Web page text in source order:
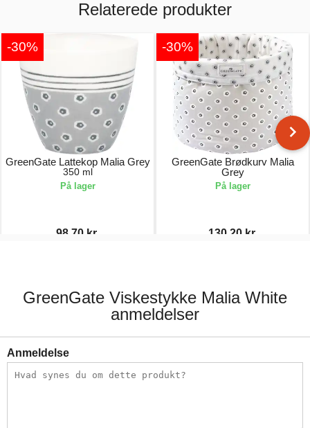
Relaterede produkter
-30%
GreenGate Lattekop Malia Grey
350 ml
På lager
98,70 kr.
-30%
GreenGate Brødkurv Malia
Grey
På lager
130,20 kr.
GreenGate Viskestykke Malia White
anmeldelser
Anmeldelse